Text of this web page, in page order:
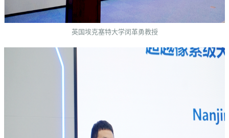
英国埃克塞特大学闵革勇教授